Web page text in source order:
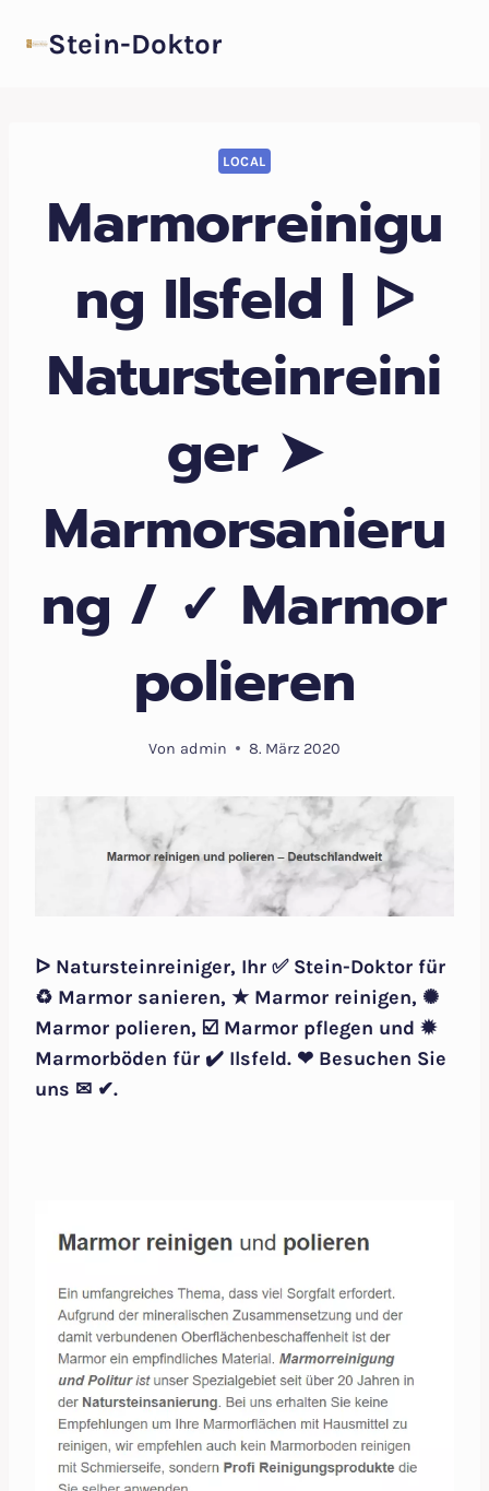
InhaltStein-Doktor
LOCAL
Marmorreinigu
ng Ilsfeld | ᐅ
Natursteinreini
ger ➤
Marmorsanieru
ng / ✓ Marmor
polieren
Von admin 8. März 2020
ᐅ Natursteinreiniger, Ihr ✅ Stein-Doktor für
♻ Marmor sanieren, ★ Marmor reinigen, ✺
Marmor polieren, ☑️ Marmor pflegen und ✹
Marmorböden für ✔️ Ilsfeld. ❤ Besuchen Sie
uns ✉ ✔.